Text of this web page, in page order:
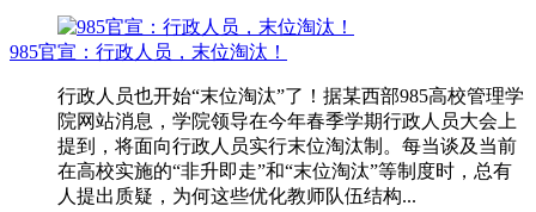
985官宣：行政人员，末位淘汰！
行政人员也开始“末位淘汰”了！据某西部985高校管理学
院网站消息，学院领导在今年春季学期行政人员大会上
提到，将面向行政人员实行末位淘汰制。每当谈及当前
在高校实施的“非升即走”和“末位淘汰”等制度时，总有
人提出质疑，为何这些优化教师队伍结构...